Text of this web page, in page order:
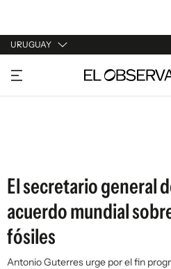
URUGUAY
URUGUAY
ARGENTINA
El secretario general
acuerdo mundial
fósiles
Antonio Guterres urge por el fin